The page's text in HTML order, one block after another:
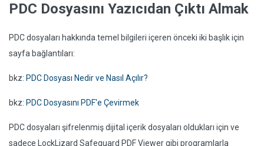
PDC Dosyasını Yazıcıdan Çıktı Almak
PDC dosyaları hakkında temel bilgileri içeren önceki iki başlık için
sayfa bağlantıları:
bkz: PDC Dosyası Nedir ve Nasıl Açılır?
bkz: PDC Dosyasını PDF'e Çevirmek
PDC dosyaları şifrelenmiş dijital içerik dosyaları oldukları için ve
sadece LockLizard Safeguard PDF Viewer gibi programlarla